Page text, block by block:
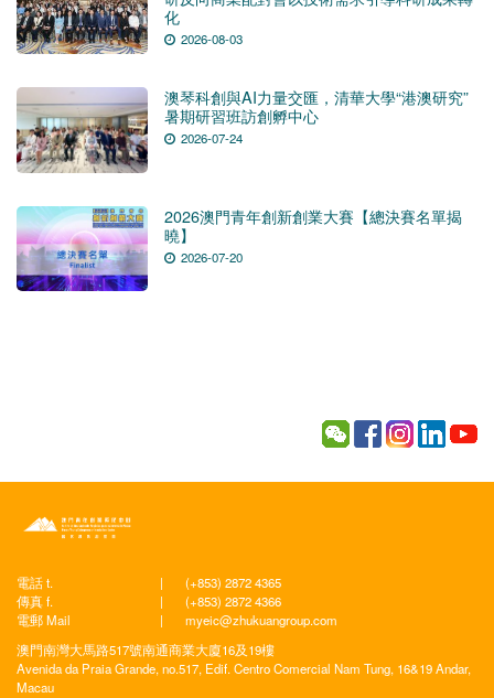
化
2026-08-03
澳琴科創與AI力量交匯，清華大學“港澳研究”
暑期研習班訪創孵中心
2026-07-24
2026澳門青年創新創業大賽【總決賽名單揭
曉】
2026-07-20
電話 t. |
(+853) 2872 4365
傳真 f.
|
(+853) 2872 4366
電郵 Mail
|
myeic@zhukuangroup.com
澳門南灣大馬路517號南通商業大廈16及19樓
Avenida da Praia Grande, no.517, Edif. Centro Comercial Nam Tung, 16&19 Andar,
Macau